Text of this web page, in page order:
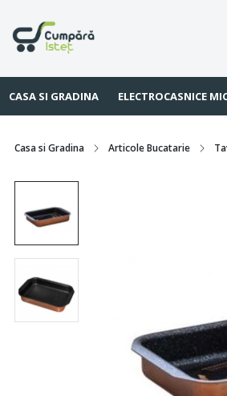
CASA SI GRADINA ELECTROCASNICE
Casa si Gradina Articole Bucatarie